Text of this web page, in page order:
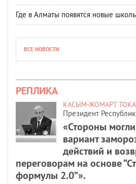
Где в Алматы появятся новые
ВСЕ НОВОСТИ
РЕПЛИКА
КАСЫМ-ЖОМАРТ
Президент
«Стороны
вариант
действий и
переговорам на основе
формулы 2.0”».